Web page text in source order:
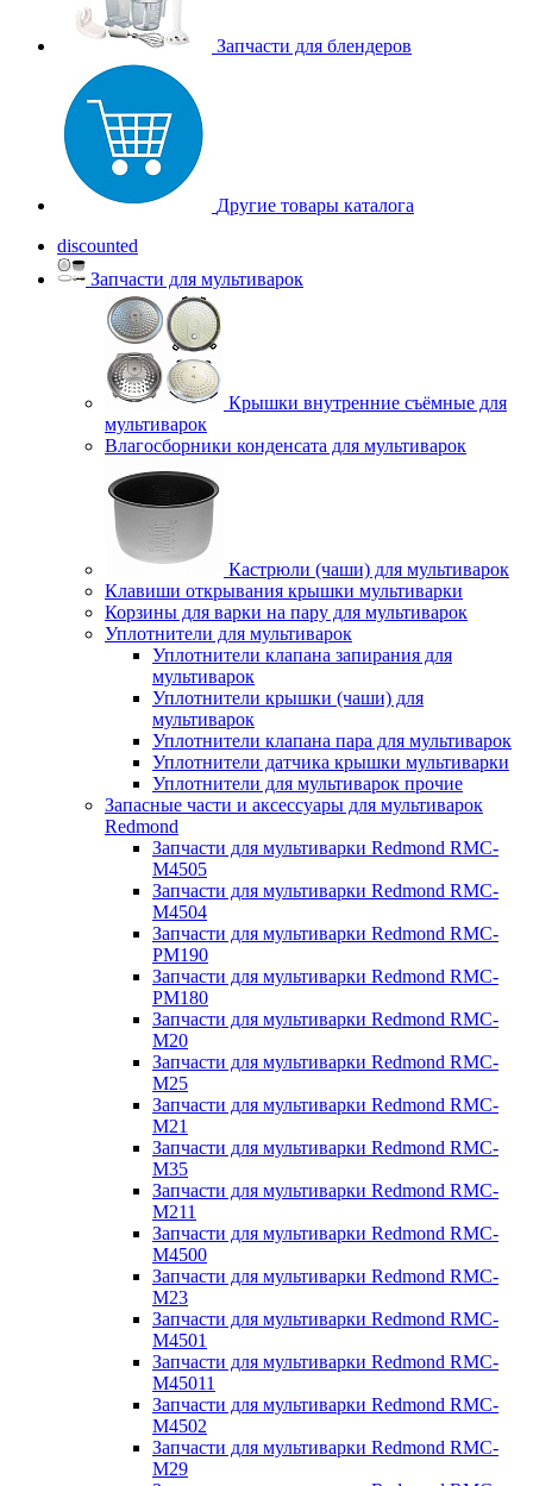
Запчасти для блендеров
Другие товары каталога
discounted
Запчасти для мультиварок
Крышки внутренние съёмные для
мультиварок
Влагосборники конденсата для мультиварок
Кастрюли (чаши) для мультиварок
Клавиши открывания крышки мультиварки
Корзины для варки на пару для мультиварок
Уплотнители для мультиварок
Уплотнители клапана запирания для
мультиварок
Уплотнители крышки (чаши) для
мультиварок
Уплотнители клапана пара для мультиварок
Уплотнители датчика крышки мультиварки
Уплотнители для мультиварок прочие
Запасные части и аксессуары для мультиварок
Redmond
Запчасти для мультиварки Redmond RMC-
M4505
Запчасти для мультиварки Redmond RMC-
M4504
Запчасти для мультиварки Redmond RMC-
PM190
Запчасти для мультиварки Redmond RMC-
PM180
Запчасти для мультиварки Redmond RMC-
M20
Запчасти для мультиварки Redmond RMC-
M25
Запчасти для мультиварки Redmond RMC-
M21
Запчасти для мультиварки Redmond RMC-
M35
Запчасти для мультиварки Redmond RMC-
M211
Запчасти для мультиварки Redmond RMC-
M4500
Запчасти для мультиварки Redmond RMC-
M23
Запчасти для мультиварки Redmond RMC-
M4501
Запчасти для мультиварки Redmond RMC-
M45011
Запчасти для мультиварки Redmond RMC-
M4502
Запчасти для мультиварки Redmond RMC-
M29